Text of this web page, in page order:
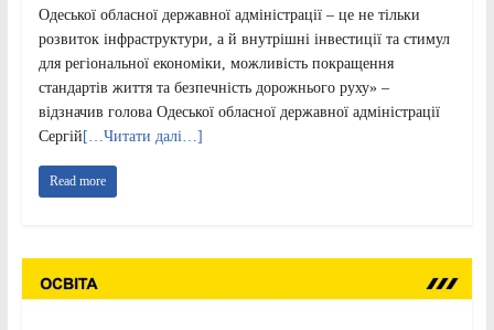
Одеської обласної державної адміністрації – це не тільки
розвиток інфраструктури, а й внутрішні інвестиції та стимул
для регіональної економіки, можливість покращення
стандартів життя та безпечність дорожнього руху» –
відзначив голова Одеської обласної державної адміністрації
Сергій[…Читати далі…]
Read more